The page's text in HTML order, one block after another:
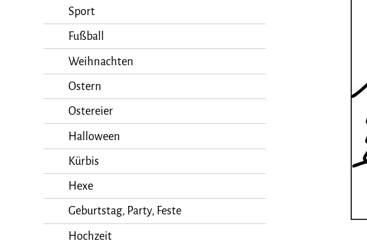
Sport
Fußball
Weihnachten
Ostern
Ostereier
Halloween
Kürbis
Hexe
Geburtstag, Party, Feste
Hochzeit